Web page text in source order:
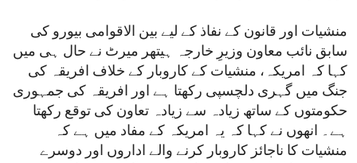
منشیات اور قانون کے نفاذ کے لیے بین الاقوامی بیورو کی
سابق نائب معاون وزیرِ خارجہ ہیتھر میرٹ نے حال ہی میں
کہا کہ امریکہ، منشیات کے کاروبار کے خلاف افریقہ کی
جنگ میں گہری دلچسپی رکھتا ہے اور افریقہ کی جمہوری
حکومتوں کے ساتھ زیادہ سے زیادہ تعاون کی توقع رکھتا
ہے۔ انھوں نے کہا کہ یہ امریکہ کے مفاد میں ہے کہ
منشیات کا ناجائز کاروبار کرنے والے اداروں اور دوسرے